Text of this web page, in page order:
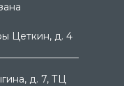
Цеткин, д. 4
д. 7, ТЦ